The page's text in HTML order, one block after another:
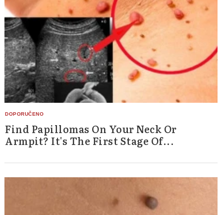
Find Papillomas On Your Neck Or
Armpit? It's The First Stage Of...